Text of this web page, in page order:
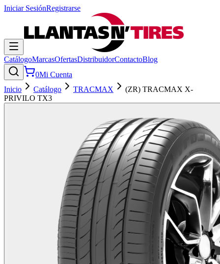
Iniciar SesiónRegistrarse
CatálogoMarcasOfertasDistribuidorContactoBlog
0Mi Cuenta
Inicio
Catálogo TRACMAX
(ZR) TRACMAX X-
PRIVILO TX3